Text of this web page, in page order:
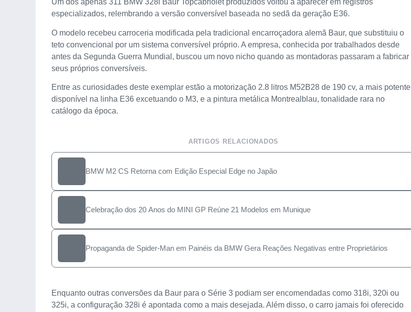
Um dos apenas 311 BMW 328i Baur Topcabriolet produzidos voltou a aparecer em registros
especializados, relembrando a versão conversível baseada no sedã da geração E36.
O modelo recebeu carroceria modificada pela tradicional encarroçadora alemã Baur, que substituiu o
teto convencional por um sistema conversível próprio. A empresa, conhecida por trabalhados desde
antes da Segunda Guerra Mundial, buscou um novo nicho quando as montadoras passaram a fabricar
seus próprios conversíveis.
Entre as curiosidades deste exemplar estão a motorização 2.8 litros M52B28 de 190 cv, a mais potente
disponível na linha E36 excetuando o M3, e a pintura metálica Montrealblau, tonalidade rara no
catálogo da época.
ARTIGOS RELACIONADOS
BMW M2 CS Retorna com Edição Especial Edge no Japão
Celebração dos 20 Anos do MINI GP Reúne 21 Modelos em Munique
Propaganda de Spider-Man em Painéis da BMW Gera Reações Negativas entre Proprietários
Enquanto outras conversões da Baur para o Série 3 podiam ser encomendadas como 318i, 320i ou
325i, a configuração 328i é apontada como a mais desejada. Além disso, o carro jamais foi oferecido